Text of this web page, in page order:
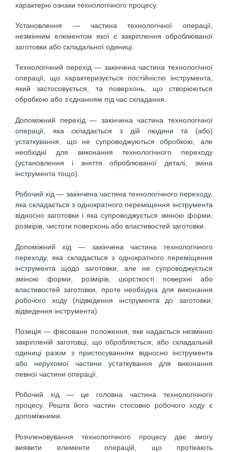
характерні ознаки технологічного процесу.
Установлення — частина технологічної операції,
незмінним елементом якої є закріплення оброблюваної
заготовки або складальної одиниці.
Технологічний перехід — закінчена частина технологічної
операції, що характеризується постійністю інструмента,
який застосовується, та поверхонь, що створюються
обробкою або з’єднанням під час складання.
Допоміжний перехід — закінчена частина технологічної
операції, яка складається з дій людини та (або)
устаткування, що не супроводжуються обробкою, але
необхідні для виконання технологічного переходу
(установлення і зняття оброблюваної деталі, зміна
інструмента тощо).
Робочий хід — закінчена частина технологічного переходу,
яка складається з однократного переміщення інструмента
відносно заготовки і яка супроводжується зміною форми,
розмірів, чистоти поверхонь або властивостей заготовки.
Допоміжний хід — закінчена частина технологічного
переходу, яка складається з однократного переміщення
інструмента щодо заготовки, але не супроводжується
зміною форми, розмірів, шорсткості поверхні або
властивостей заготовки, проте необхідна для виконання
робочого ходу (підведення інструмента до заготовки;
відведення інструмента).
Позиція — фіксоване положення, яке надається незмінно
закріпленій заготовці, що обробляється, або складальній
одиниці разом з пристосуванням відносно інструмента
або нерухомої частини устаткування для виконання
певної частини операції.
Робочий хід — це головна частина технологічного
процесу. Решта його частин стосовно робочого ходу є
допоміжними.
Розчленовування технологічного процесу дає змогу
виявити елементи операцій, що протікають